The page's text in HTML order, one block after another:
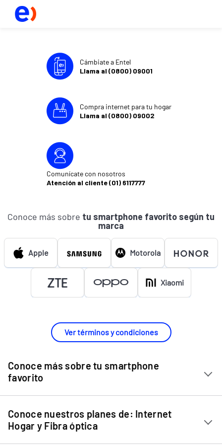
Cámbiate a Entel
Llama al (0800) 09001
Compra internet para tu hogar
Llama al (0800) 09002
Comunícate con nosotros
Atención al cliente (01) 6117777
Conoce más sobre tu smartphone favorito según tu
marca
Apple Motorola
Xiaomi
Ver términos y condiciones
Conoce más sobre tu smartphone
favorito
Chip Entel
Apple iPhone 11
Apple iPhone 12 Mini
Conoce nuestros planes de: Internet
Hogar y Fibra óptica